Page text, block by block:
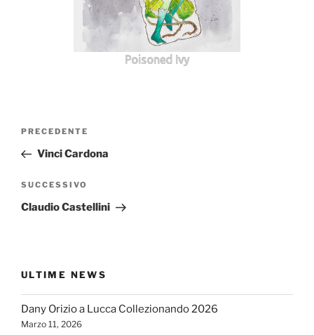
Poisoned Ivy
Navigazione
Articolo
precedente:
PRECEDENTE
Vinci Cardona
Articolo
successivo
SUCCESSIVO
Claudio Castellini
ULTIME NEWS
Dany Orizio a Lucca Collezionando 2026
Marzo 11, 2026